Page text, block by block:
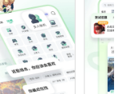
的游戏社区，让玩